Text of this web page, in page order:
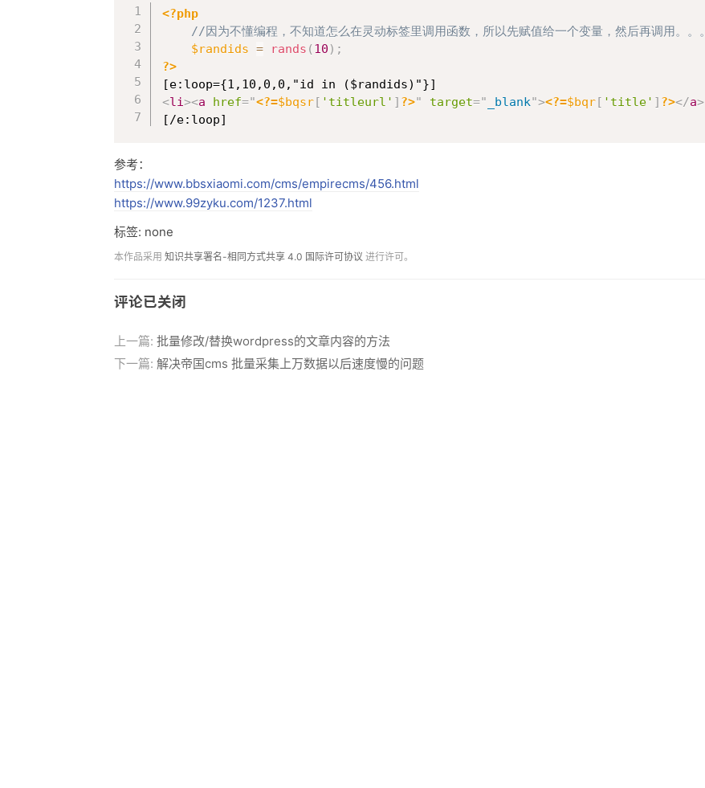
<?php
//因为不懂编程，不知道怎么在灵动标签里调用函数，所以先赋值给一个变量，然后再调用。。。
$randids = rands ( 10 ) ;
?>
<li><a href="<?=$bqsr[ 'titleurl' ] ?>" target=" _blank"><?=$bqr[ 'title' ] ?></a>
[/e:loop]
参考：
https://www.bbsxiaomi.com/cms/empirecms/456.html
https://www.99zyku.com/1237.html
标签: none
本作品采用 知识共享署名-相同方式共享 4.0 国际许可协议 进行许可。
评论已关闭
上一篇: 批量修改/替换wordpress的文章内容的方法
下一篇: 解决帝国cms 批量采集上万数据以后速度慢的问题